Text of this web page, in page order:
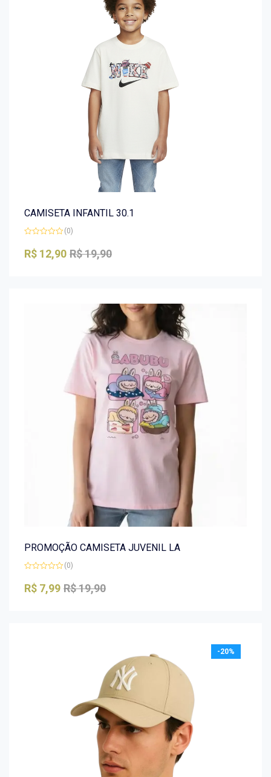
CAMISETA INFANTIL 30.1
0
de
(0)
R$19,90
R$ 12,90
PROMOÇÃO CAMISETA JUVENIL LA
0
de
(0)
R$19,90
R$ 7,99
-20%